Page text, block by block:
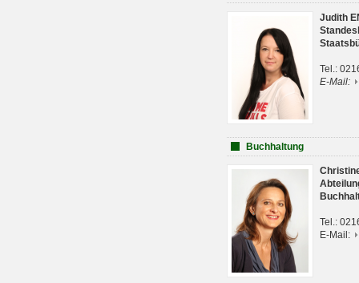
Judith
Tel.:
E-Mail:
Buchhaltung
Tel.:
E-Mail: